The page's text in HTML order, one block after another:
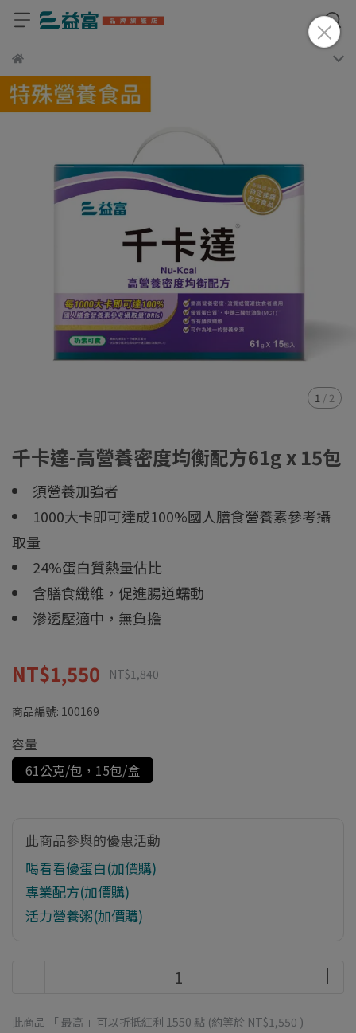
1 / 2
千卡達-高營養密度均衡配方61g x 15包
須營養加強者
1000大卡即可達成100%國人膳食營養素參考攝
取量
24%蛋白質熱量佔比
含膳食纖維，促進腸道蠕動
滲透壓適中，無負擔
NT$1,550 NT$1,840
商品編號: 100169
容量
61公克/包，15包/盒
此商品參與的優惠活動
喝看看優蛋白(加價購)
專業配方(加價購)
活力營養粥(加價購)
此商品 「 最高 」可以折抵紅利 1550 點 (約等於 NT$1,550 )